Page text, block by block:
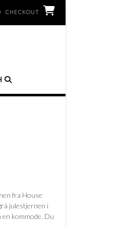
CHECKOUT
fra House
julestjernen i
kommode. Du